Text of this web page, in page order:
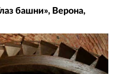
башни», Верона,